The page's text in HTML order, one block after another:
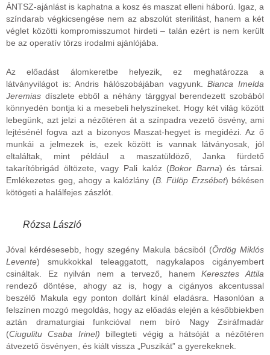
ÁNTSZ-ajánlást is kaphatna a kosz és maszat elleni háború. Igaz, a
színdarab végkicsengése nem az abszolút sterilitást, hanem a két
véglet közötti kompromisszumot hirdeti – talán ezért is nem került
be az operatív törzs irodalmi ajánlójába.
Az előadást álomkeretbe helyezik, ez meghatározza a
látványvilágot is: Andris hálószobájában vagyunk.Bianca Imelda
Jeremias díszlete ebből a néhány tárggyal berendezett szobából
könnyedén bontja ki a mesebeli helyszíneket. Hogy két világ között
lebegünk, azt jelzi a nézőtéren át a színpadra vezető ösvény, ami
lejtésénél fogva azt a bizonyos Maszat-hegyet is megidézi. Az ő
munkái a jelmezek is, ezek között is vannak látványosak, jól
eltaláltak, mint például a maszatüldöző, Janka fürdető
takarítóbrigád öltözete, vagy Pali kalóz (Bokor Barna) és társai.
Emlékezetes geg, ahogy a kalózlány (B. Fülöp Erzsébet) békésen
kötögeti a halálfejes zászlót.
Rózsa László
Jóval kérdésesebb, hogy szegény Makula bácsiból (Ördög Miklós
Levente) smukkokkal teleaggatott, nagykalapos cigányembert
csináltak. Ez nyilván nem a tervező, hanemKeresztes Attila
rendező döntése, ahogy az is, hogy a cigányos akcentussal
beszélő Makula egy ponton dollárt kínál eladásra. Hasonlóan a
felszínen mozgó megoldás, hogy az előadás elején a későbbiekben
aztán dramaturgiai funkcióval nem bíró Nagy Zsiráfmadár
(Ciugulitu Csaba Irinel) billegteti végig a hátsóját a nézőtéren
átvezető ösvényen, és kiált vissza „Puszikát” a gyerekeknek.